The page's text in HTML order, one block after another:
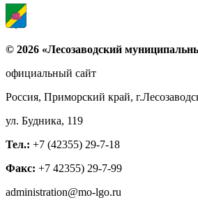
© 2026 «Лесозаводский
официальный сайт
Россия, Приморский край,
ул. Будника, 119
Тел.: +7 (42355) 29-7-18
Факс: +7 42355) 29-7-99
administration@mo-lgo.ru